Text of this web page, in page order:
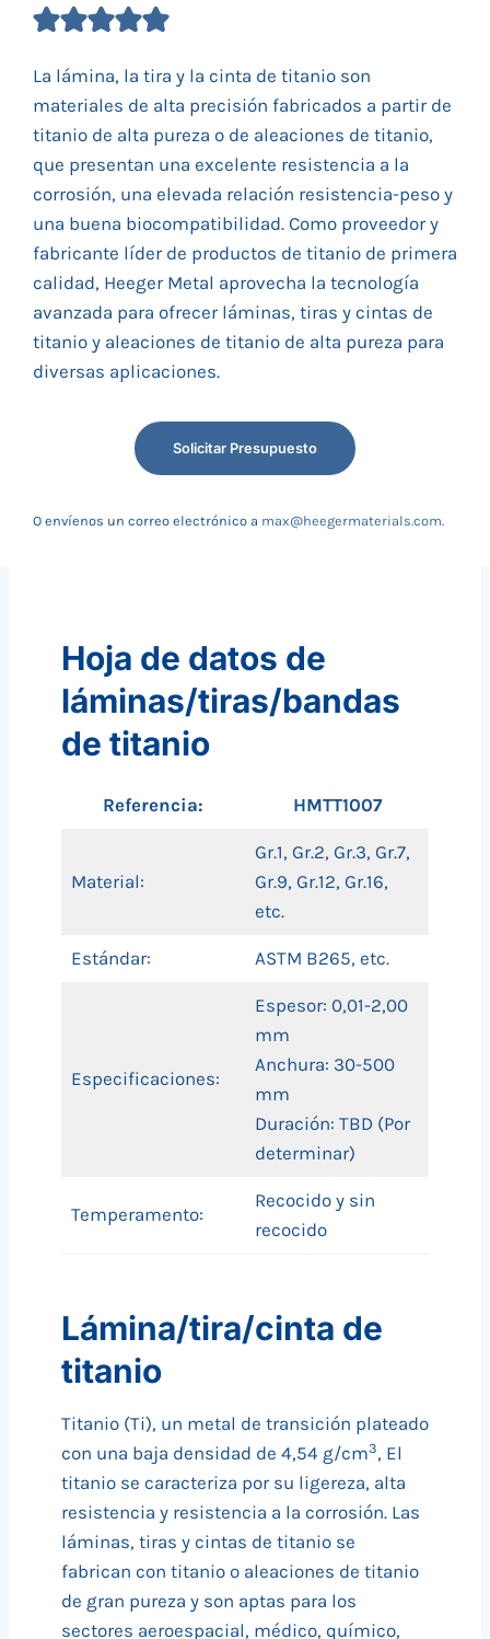
La lámina, la tira y la cinta de titanio son
materiales de alta precisión fabricados a partir de
titanio de alta pureza o de aleaciones de titanio,
que presentan una excelente resistencia a la
corrosión, una elevada relación resistencia-peso y
una buena biocompatibilidad. Como proveedor y
fabricante líder de productos de titanio de primera
calidad, Heeger Metal aprovecha la tecnología
avanzada para ofrecer láminas, tiras y cintas de
titanio y aleaciones de titanio de alta pureza para
diversas aplicaciones.
Solicitar Presupuesto
O envíenos un correo electrónico a max@heegermaterials.com.
Hoja de datos de
láminas/tiras/bandas
de titanio
Referencia: HMTT1007
Material:
Gr.1, Gr.2, Gr.3, Gr.7,
Gr.9, Gr.12, Gr.16,
etc.
Estándar: ASTM B265, etc.
Especificaciones:
Espesor: 0,01-2,00
mm
Anchura: 30-500
mm
Duración: TBD (Por
determinar)
Temperamento:
Recocido y sin
recocido
Lámina/tira/cinta de
titanio
Titanio (Ti), un metal de transición plateado
con una baja densidad de 4,54 g/cm3, El
titanio se caracteriza por su ligereza, alta
resistencia y resistencia a la corrosión. Las
láminas, tiras y cintas de titanio se
fabrican con titanio o aleaciones de titanio
de gran pureza y son aptas para los
sectores aeroespacial, médico, químico,